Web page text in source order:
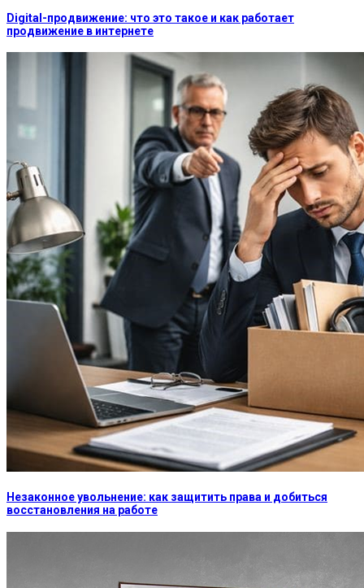
Digital-продвижение: что это такое и как работает
продвижение в интернете
Незаконное увольнение: как защитить права и добиться
восстановления на работе